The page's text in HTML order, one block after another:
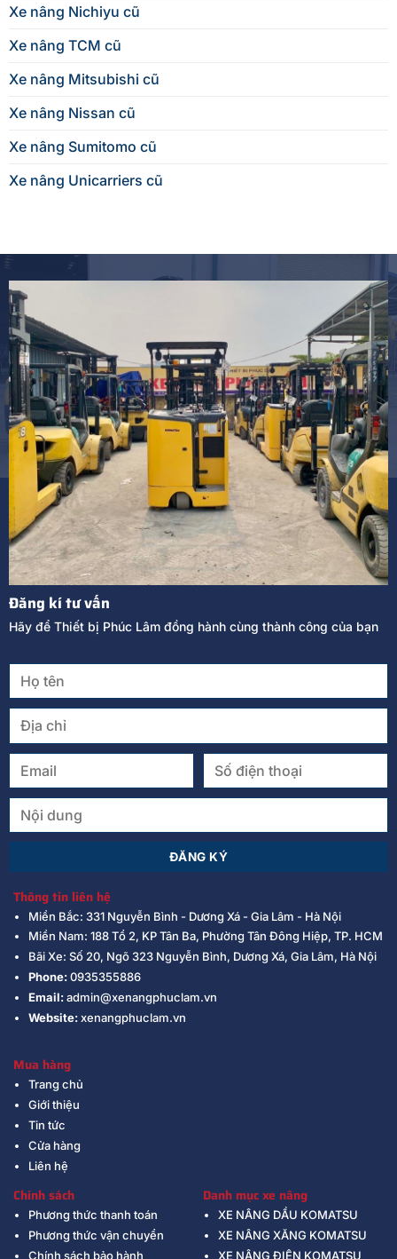
Xe nâng Nichiyu cũ
Xe nâng TCM cũ
Xe nâng Mitsubishi cũ
Xe nâng Nissan cũ
Xe nâng Sumitomo cũ
Xe nâng Unicarriers cũ
Đăng kí tư vấn
Hãy để Thiết bị Phúc Lâm đồng hành cùng thành công của bạn
Thông tin liên hệ
Miền Bắc: 331 Nguyễn Bình - Dương Xá - Gia Lâm - Hà Nội
Miền Nam: 188 Tổ 2, KP Tân Ba, Phường Tân Đông Hiệp, TP. HCM
Bãi Xe: Số 20, Ngõ 323 Nguyễn Bình, Dương Xá, Gia Lâm, Hà Nội
Phone:0935355886
Email:admin@xenangphuclam.vn
Website:xenangphuclam.vn
Mua hàng
Trang chủ
Giới thiệu
Tin tức
Cửa hàng
Liên hệ
Chính sách
Phương thức thanh toán
Phương thức vận chuyển
Chính sách bảo hành
Danh mục xe nâng
XE NÂNG DẦU KOMATSU
XE NÂNG XĂNG KOMATSU
XE NÂNG ĐIỆN KOMATSU